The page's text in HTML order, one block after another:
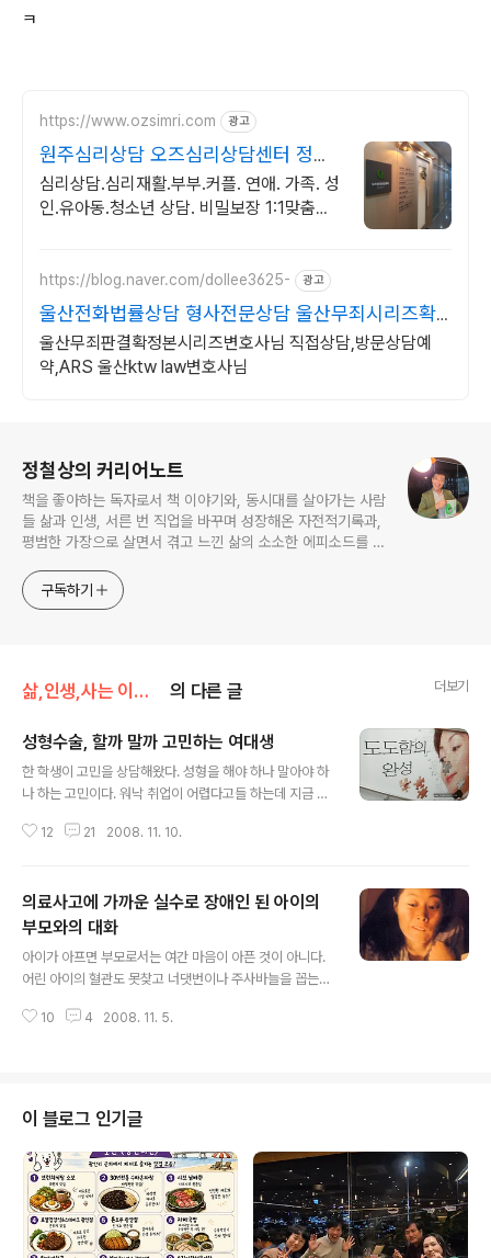
ㅋ
https://www.ozsimri.com 광고
원주심리상담 오즈심리상담센터 정식
등록 상담센터 전문가상담
심리상담.심리재활.부부.커플. 연애. 가족. 성
인.유아동.청소년 상담. 비밀보장 1:1맞춤상
https://blog.naver.com/dollee3625- 광고
울산전화법률상담 형사전문상담 울산무죄시리즈확
정본변호사님
울산무죄판결확정본시리즈변호사님 직접상담,방문상담예
약,ARS 울산ktw law변호사님
정철상의 커리어노트
책을 좋아하는 독자로서 책 이야기와, 동시대를 살아가는 사람
들 삶과 인생, 서른 번 직업을 바꾸며 성장해온 자전적기록과,
평범한 가장으로 살면서 겪고 느낀 삶의 소소한 에피소드를 전
고픈 커리어코치, 유튜브: 정교수의 인생수업
구독하기
삶,인생,사는 이야기 의 다른 글 더보기
성형수술, 할까 말까 고민하는 여대생
한 학생이 고민을 상담해왔다. 성형을 해야 하나 말아야 하
나 하는 고민이다. 워낙 취업이 어렵다고들 하는데 지금 안
래서 이번 방학에 성형을 해볼까하고 고민 중에 공개상담
변에서 성형하는 사람들도 많거든요. 그래서 이번 방학 때
성형을 해볼까하고 생각중이에요. 그런데 한편으로 무섭기
도 하고 두렵기도 해요. 혹시나 잘못될까 하고요.” (이미지:
한 성형외과에서 광고로 내세운 광고, 과연 내 몸의 일부를
고친다고 광고의 카피처럼 내 인생이 완성되는 것일까? 요
즘 성형에 대해서 고민하는 사람들이 많은 만큼 한번쯤 고
12 21 2008. 11. 10.
의료사고에 가까운 실수로 장애인 된 아이의
부모와의 대화
아이가 아프면 부모로서는 여간 마음이 아픈 것이 아니다.
어린 아이의 혈관도 못찾고 너댓번이나 주사바늘을 꼽는
아이가 아파서 응급실에 달려왔는데도 별 관심도 없는 듯
이없는 실수로 내 아이가 장애를 겪게 된다면 부모 마음은
어떨까? 강의를 여러 군데 나가다 보니 다양한 사람을 만나
게 된다. 사람마다 사연이 없는 사람이 어찌 없겠는가. 하지
만 그중에 정말 특별한 사연을 가진 사람들이 많다. 특히 대
부분의 장애우들이 그렇다. 그런데 이번 학기에는 25살의
딸아이를 데리고 수업에 참석하..
10 4 2008. 11. 5.
이 블로그 인기글